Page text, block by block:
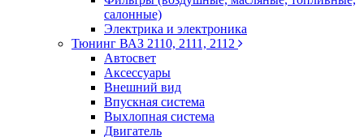
салонные)
Электрика и электроника
Тюнинг ВАЗ 2110, 2111, 2112
Автосвет
Аксессуары
Внешний вид
Впускная система
Выхлопная система
Двигатель